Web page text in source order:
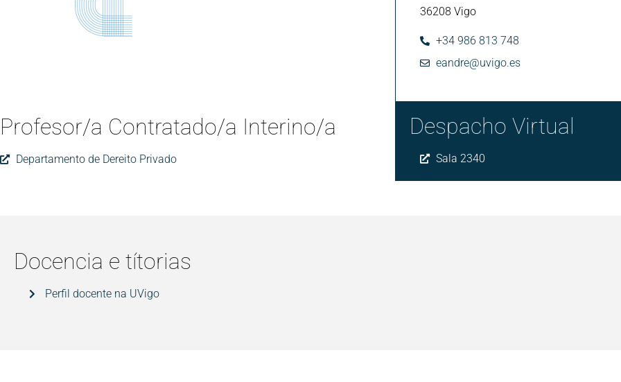
Profesor/a Contratado/a Interino/a
Departamento de Dereito Privado
36208 Vigo
+34 986 813 748
eandre@uvigo.es
Despacho Virtual
Sala 2340
Docencia e títorias
Perfil docente na UVigo